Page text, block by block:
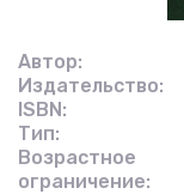
Автор:
Издательство:
ISBN:
Тип:
Возрастное
ограничение: